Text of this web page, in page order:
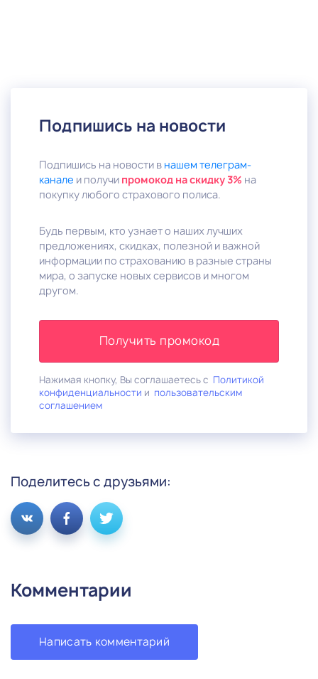
Подпишись на новости
Подпишись на новости в нашем телеграм-
канале и получи промокод на скидку 3% на
покупку любого страхового полиса.
Будь первым, кто узнает о наших лучших
предложениях, скидках, полезной и важной
информации по страхованию в разные страны
мира, о запуске новых сервисов и многом
другом.
Получить промокод
Нажимая кнопку, Вы соглашаетесь с Политикой
конфиденциальности и пользовательским
соглашением
Поделитесь с друзьями:
Комментарии
Написать комментарий